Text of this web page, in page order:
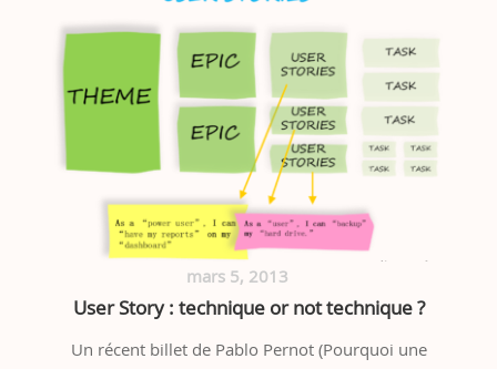
mars 5, 2013
User Story : technique or not technique ?
Un récent billet de Pablo Pernot (Pourquoi une